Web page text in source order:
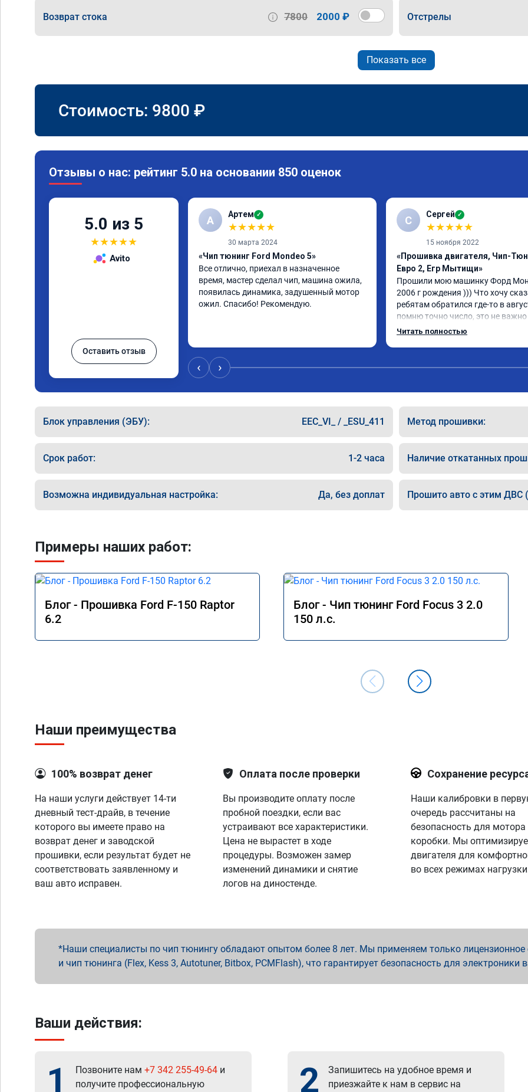
Возврат стока 7800 2000 ₽ Отстрелы
Показать все
Стоимость: 9800 ₽
Отзывы о нас: рейтинг 5.0 на основании 850 оценок
5.0 из 5
★★★★★
Avito
Оставить отзыв
А Артем ✓
★★★★★
30 марта 2024
«Чип тюнинг Ford Mondeo 5»
Все отлично, приехал в назначенное
время, мастер сделал чип, машина ожила,
появилась динамика, задушенный мотор
ожил. Спасибо! Рекомендую.
С Сергей ✓
★★★★★
15 ноября 2022
«Прошивка двигателя, Чип-
Евро 2, Егр Мытищи»
Прошили мою машинку Форд
2006 г рождения ))) Что хочу
ребятам обратился где-то в
помню точно число, это не важно
Мытищи если кому то важно
Читать полностью
‹ ›
Блок управления (ЭБУ): EEC_VI_ / _ESU_411 Метод прошивки:
Срок работ: 1-2 часа Наличие откатанных
Возможна индивидуальная настройка: Да, без доплат Прошито авто с этим ДВС
Примеры наших работ:
Блог - Прошивка Ford F-150 Raptor
6.2
Блог - Чип тюнинг Ford Focus 3 2.0
150 л.с.
Наши преимущества
100% возврат денег
На наши услуги действует 14-ти
дневный тест-драйв, в течение
которого вы имеете право на
возврат денег и заводской
прошивки, если результат будет не
соответствовать заявленному и
ваш авто исправен.
Оплата после проверки
Вы производите оплату после
пробной поездки, если вас
устраивают все характеристики.
Цена не вырастет в ходе
процедуры. Возможен замер
изменений динамики и снятие
логов на диностенде.
Сохранение
Наши калибровки в
очередь рассчитаны на
безопасность для мотора
коробки. Мы
двигателя для
во всех режимах
Наши специалисты по чип тюнингу обладают опытом более 8 лет. Мы применяем только лицензионное
и чип тюнинга (Flex, Kess 3, Autotuner, Bitbox, PCMFlash), что гарантирует безопасность для электроники
Ваши действия:
1 Позвоните нам +7 342 255-49-64 и
получите профессиональную
2
Запишитесь на удобное время и
приезжайте к нам в сервис на